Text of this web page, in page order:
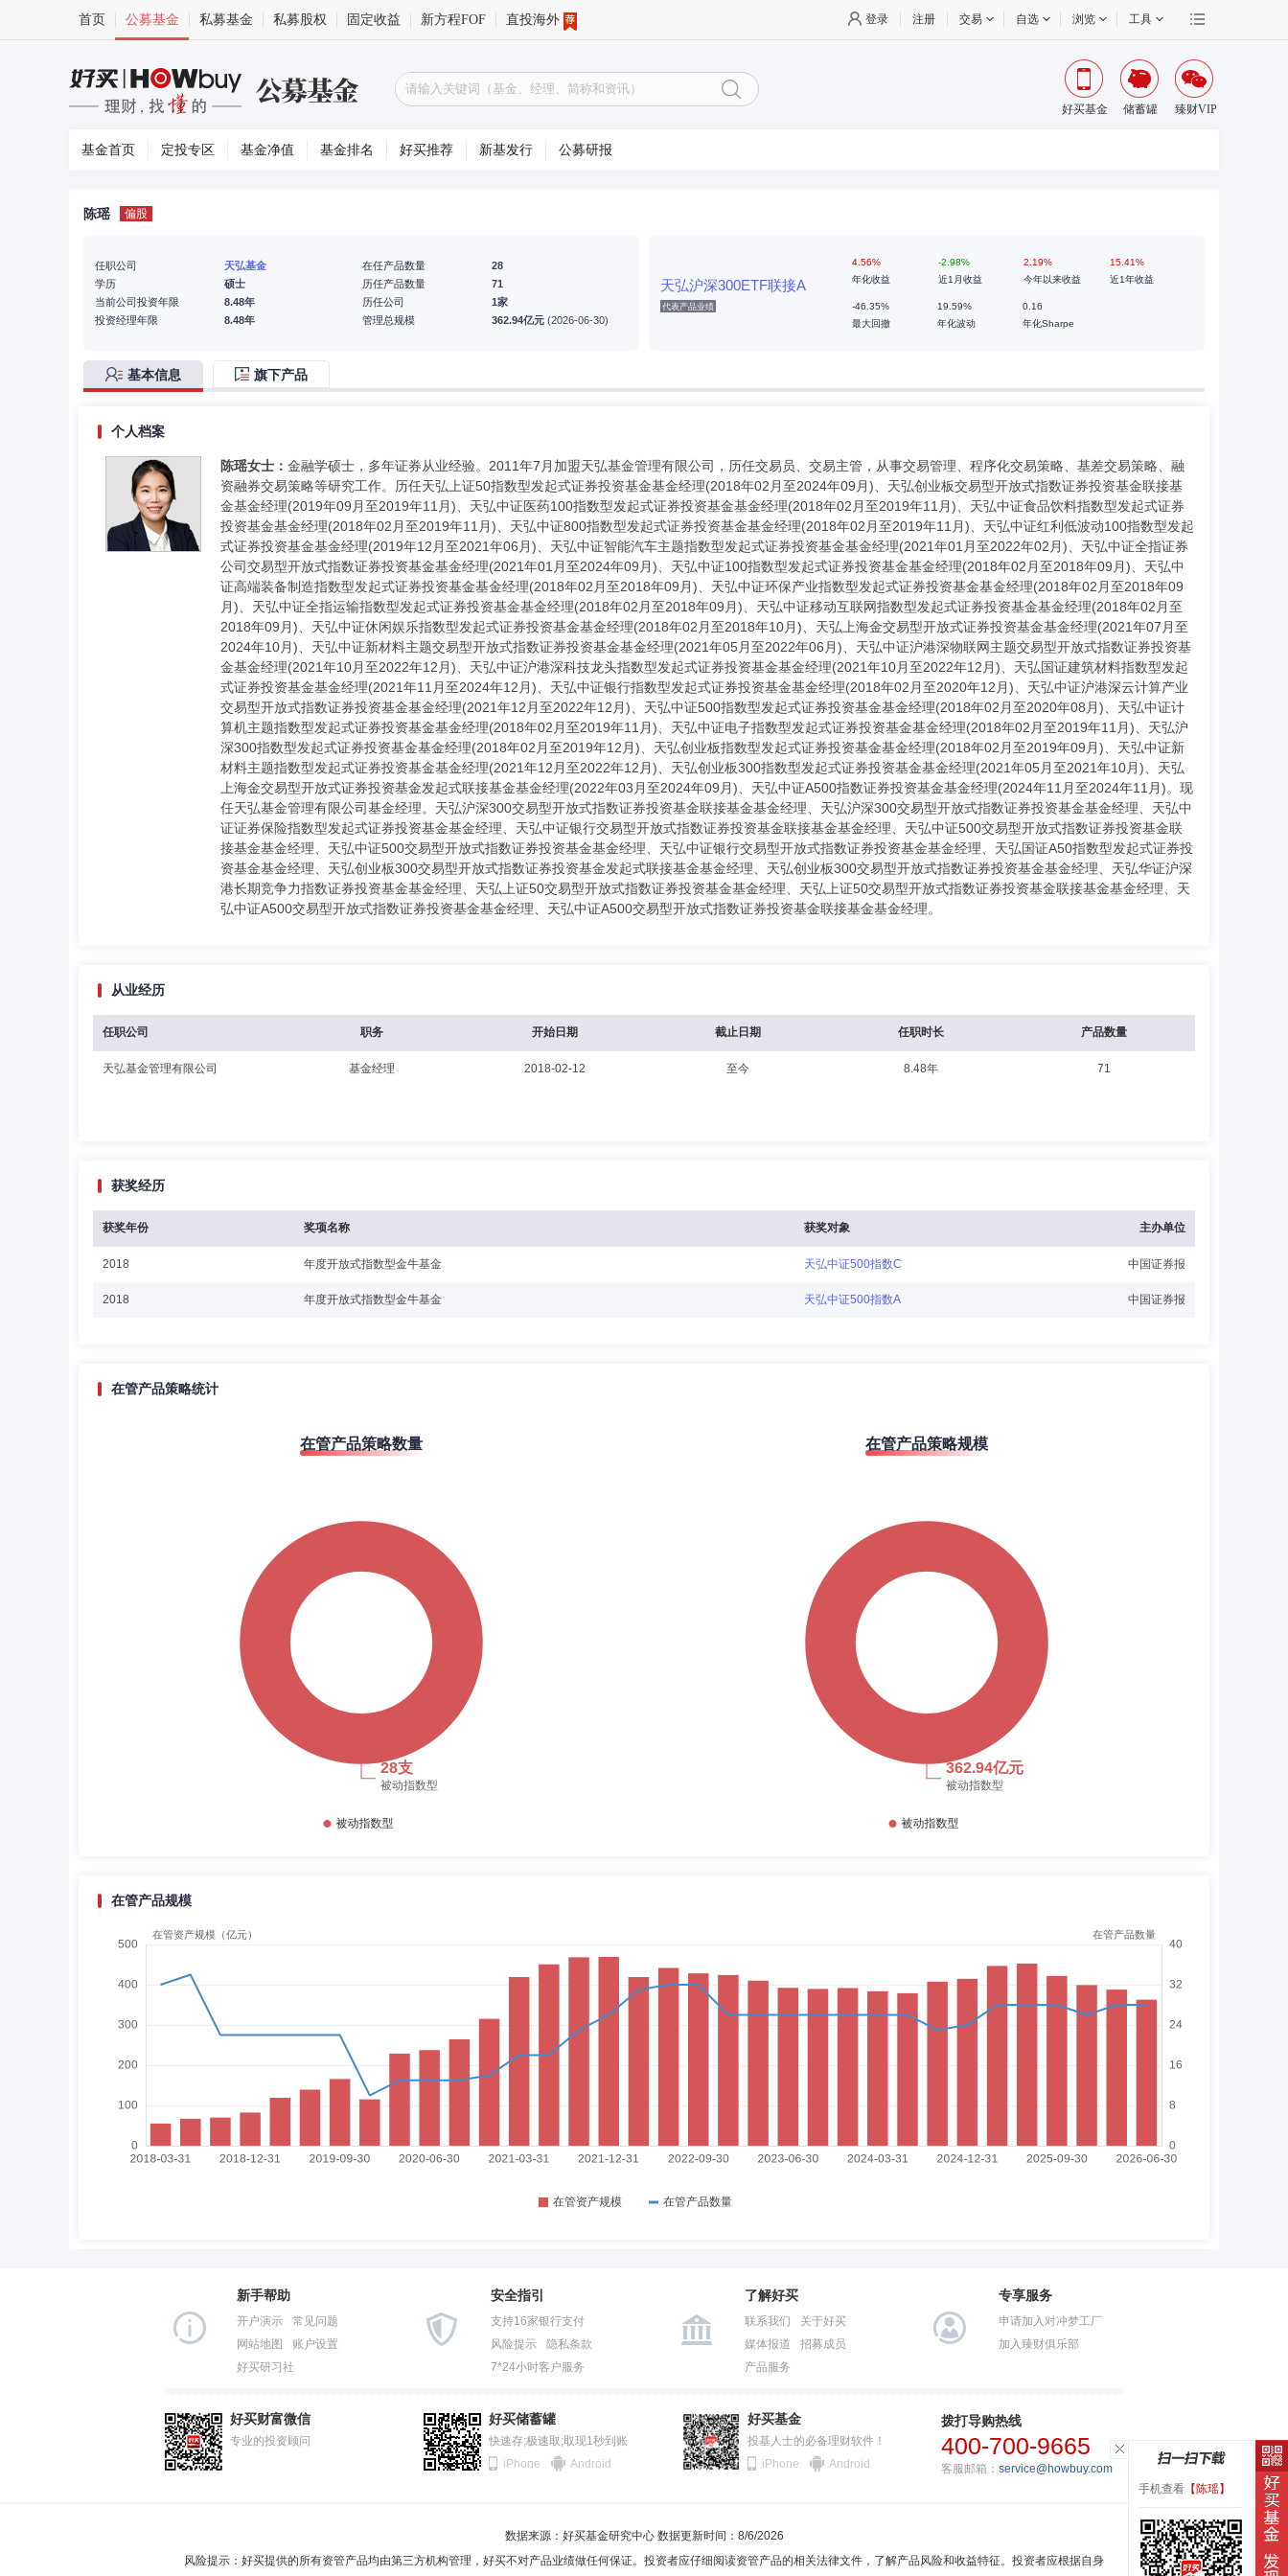
首页 公募基金 私募基金 私募股权 固定收益 新方程FOF 直投海外 登录 注册 交易 自选 浏览 工具
好买基金 储蓄罐 臻财VIP
基金首页 定投专区 基金净值 基金排名 好买推荐 新基发行 公募研报
陈瑶 偏股
任职公司
天弘基金
学历
硕士
当前公司投资年限
8.48年
投资经理年限
8.48年
在任产品数量
28
历任产品数量
71
历任公司
1家
管理总规模
362.94亿元 (2026-06-30)
天弘沪深300ETF联接A
代表产品业绩
4.56%
年化收益
-2.98%
近1月收益
2.19%
今年以来收益
15.41%
近1年收益
-46.35%
最大回撤
19.59%
年化波动
0.16
年化Sharpe
基本信息 旗下产品
个人档案
陈瑶女士： 金融学硕士，多年证券从业经验。2011年7月加盟天弘基金管理有限公司，历任交易员、交易主管，从事交易管理、程序化交易策略、基差交易策略、融
资融券交易策略等研究工作。历任天弘上证50指数型发起式证券投资基金基金经理(2018年02月至2024年09月)、天弘创业板交易型开放式指数证券投资基金联接基
金基金经理(2019年09月至2019年11月)、天弘中证医药100指数型发起式证券投资基金基金经理(2018年02月至2019年11月)、天弘中证食品饮料指数型发起式证券
投资基金基金经理(2018年02月至2019年11月)、天弘中证800指数型发起式证券投资基金基金经理(2018年02月至2019年11月)、天弘中证红利低波动100指数型发起
式证券投资基金基金经理(2019年12月至2021年06月)、天弘中证智能汽车主题指数型发起式证券投资基金基金经理(2021年01月至2022年02月)、天弘中证全指证券
公司交易型开放式指数证券投资基金基金经理(2021年01月至2024年09月)、天弘中证100指数型发起式证券投资基金基金经理(2018年02月至2018年09月)、天弘中
证高端装备制造指数型发起式证券投资基金基金经理(2018年02月至2018年09月)、天弘中证环保产业指数型发起式证券投资基金基金经理(2018年02月至2018年09
月)、天弘中证全指运输指数型发起式证券投资基金基金经理(2018年02月至2018年09月)、天弘中证移动互联网指数型发起式证券投资基金基金经理(2018年02月至
2018年09月)、天弘中证休闲娱乐指数型发起式证券投资基金基金经理(2018年02月至2018年10月)、天弘上海金交易型开放式证券投资基金基金经理(2021年07月至
2024年10月)、天弘中证新材料主题交易型开放式指数证券投资基金基金经理(2021年05月至2022年06月)、天弘中证沪港深物联网主题交易型开放式指数证券投资基
金基金经理(2021年10月至2022年12月)、天弘中证沪港深科技龙头指数型发起式证券投资基金基金经理(2021年10月至2022年12月)、天弘国证建筑材料指数型发起
式证券投资基金基金经理(2021年11月至2024年12月)、天弘中证银行指数型发起式证券投资基金基金经理(2018年02月至2020年12月)、天弘中证沪港深云计算产业
交易型开放式指数证券投资基金基金经理(2021年12月至2022年12月)、天弘中证500指数型发起式证券投资基金基金经理(2018年02月至2020年08月)、天弘中证计
算机主题指数型发起式证券投资基金基金经理(2018年02月至2019年11月)、天弘中证电子指数型发起式证券投资基金基金经理(2018年02月至2019年11月)、天弘沪
深300指数型发起式证券投资基金基金经理(2018年02月至2019年12月)、天弘创业板指数型发起式证券投资基金基金经理(2018年02月至2019年09月)、天弘中证新
材料主题指数型发起式证券投资基金基金经理(2021年12月至2022年12月)、天弘创业板300指数型发起式证券投资基金基金经理(2021年05月至2021年10月)、天弘
上海金交易型开放式证券投资基金发起式联接基金基金经理(2022年03月至2024年09月)、天弘中证A500指数证券投资基金基金经理(2024年11月至2024年11月)。现
任天弘基金管理有限公司基金经理。天弘沪深300交易型开放式指数证券投资基金联接基金基金经理、天弘沪深300交易型开放式指数证券投资基金基金经理、天弘中
证证券保险指数型发起式证券投资基金基金经理、天弘中证银行交易型开放式指数证券投资基金联接基金基金经理、天弘中证500交易型开放式指数证券投资基金联
接基金基金经理、天弘中证500交易型开放式指数证券投资基金基金经理、天弘中证银行交易型开放式指数证券投资基金基金经理、天弘国证A50指数型发起式证券投
资基金基金经理、天弘创业板300交易型开放式指数证券投资基金发起式联接基金基金经理、天弘创业板300交易型开放式指数证券投资基金基金经理、天弘华证沪深
港长期竞争力指数证券投资基金基金经理、天弘上证50交易型开放式指数证券投资基金基金经理、天弘上证50交易型开放式指数证券投资基金联接基金基金经理、天
弘中证A500交易型开放式指数证券投资基金基金经理、天弘中证A500交易型开放式指数证券投资基金联接基金基金经理。
从业经历
任职公司 职务 开始日期 截止日期 任职时长 产品数量
天弘基金管理有限公司 基金经理 2018-02-12 至今 8.48年 71
获奖经历
获奖年份 奖项名称 获奖对象 主办单位
2018 年度开放式指数型金牛基金 天弘中证500指数C 中国证券报
2018 年度开放式指数型金牛基金 天弘中证500指数A 中国证券报
在管产品策略统计
在管产品策略数量 在管产品策略规模
在管产品规模
手机查看 【陈瑶】
新手帮助
开户演示
常见问题
网站地图
账户设置
好买研习社
安全指引
支持16家银行支付
风险提示
隐私条款
7*24小时客户服务
了解好买
联系我们
关于好买
媒体报道
招募成员
产品服务
专享服务
申请加入对冲梦工厂
加入臻财俱乐部
好买财富微信
专业的投资顾问
好买储蓄罐
快速存;极速取;取现1秒到账
iPhone
Android
好买基金
投基人士的必备理财软件！
iPhone
Android
拨打导购热线
400-700-9665
客服邮箱： service@howbuy.com
数据来源：好买基金研究中心 数据更新时间：8/6/2026
风险提示：好买提供的所有资管产品均由第三方机构管理，好买不对产品业绩做任何保证。投资者应仔细阅读资管产品的相关法律文件，了解产品风险和收益特征。投资者应根据自身